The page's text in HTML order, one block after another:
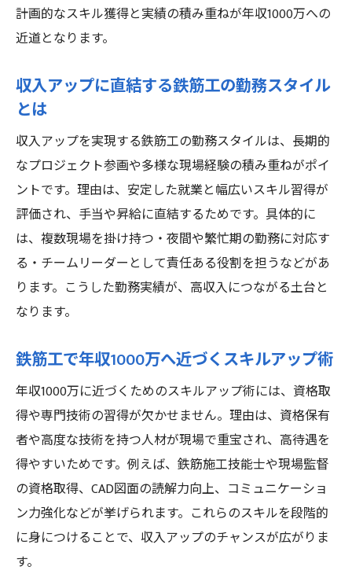
計画的なスキル獲得と実績の積み重ねが年収1000万への
近道となります。
収入アップに直結する鉄筋工の勤務スタイル
とは
収入アップを実現する鉄筋工の勤務スタイルは、長期的
なプロジェクト参画や多様な現場経験の積み重ねがポイ
ントです。理由は、安定した就業と幅広いスキル習得が
評価され、手当や昇給に直結するためです。具体的に
は、複数現場を掛け持つ・夜間や繁忙期の勤務に対応す
る・チームリーダーとして責任ある役割を担うなどがあ
ります。こうした勤務実績が、高収入につながる土台と
なります。
鉄筋工で年収1000万へ近づくスキルアップ術
年収1000万に近づくためのスキルアップ術には、資格取
得や専門技術の習得が欠かせません。理由は、資格保有
者や高度な技術を持つ人材が現場で重宝され、高待遇を
得やすいためです。例えば、鉄筋施工技能士や現場監督
の資格取得、CAD図面の読解力向上、コミュニケーショ
ン力強化などが挙げられます。これらのスキルを段階的
に身につけることで、収入アップのチャンスが広がりま
す。